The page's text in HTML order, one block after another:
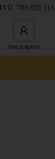
783 825 111
TWOJE KONTO